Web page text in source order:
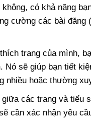
có khả năng
cường các bài đăng
trang của mình,
sẽ giúp bạn tiết
nhiều hoặc thường
các trang và tiểu
cần xác nhận yêu